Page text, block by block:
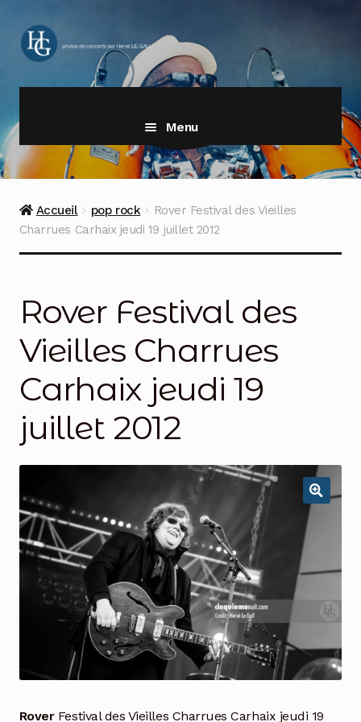
à
la
au
contenu
Menu
Accueil pop rock
Rover Festival des Vieilles
Charrues Carhaix jeudi 19 juillet 2012
Rover Festival des
Vieilles Charrues
Carhaix jeudi 19
juillet 2012
RoverFestival des Vieilles Charrues Carhaix jeudi 19